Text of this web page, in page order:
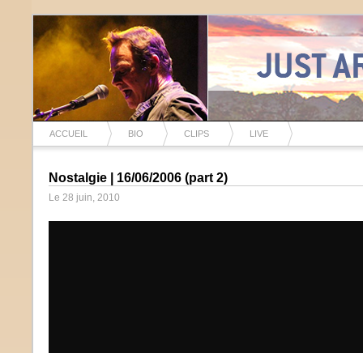
ACCUEIL BIO CLIPS LIVE
Nostalgie | 16/06/2006 (part 2)
Le 28 juin, 2010